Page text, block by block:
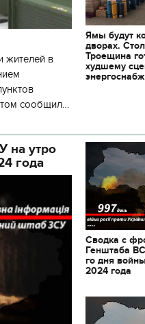
жителей в
сообщил
Ямы будут
дворах.
Троещина
худшему
на утро
года
Сводка с
Генштаба
го дня
2024 года